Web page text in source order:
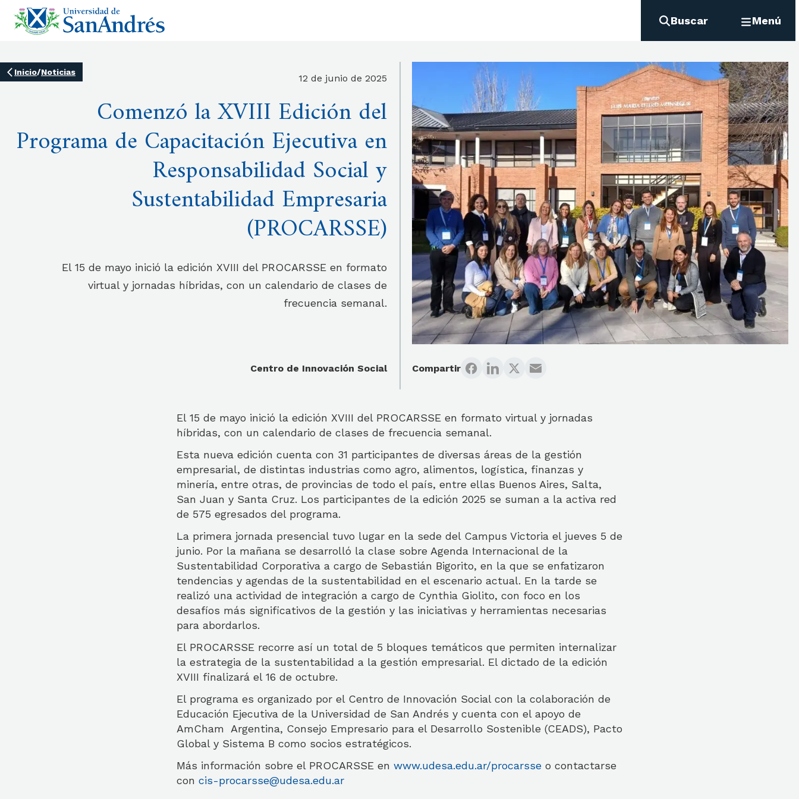
Buscar Menú
Inicio/Noticias
12 de junio de 2025
Comenzó la XVIII Edición del
Programa de Capacitación Ejecutiva en
Responsabilidad Social y
Sustentabilidad Empresaria
(PROCARSSE)
El 15 de mayo inició la edición XVIII del PROCARSSE en formato
virtual y jornadas híbridas, con un calendario de clases de
frecuencia semanal.
Centro de Innovación Social Compartir
El 15 de mayo inició la edición XVIII del PROCARSSE en formato virtual y jornadas
híbridas, con un calendario de clases de frecuencia semanal.
Esta nueva edición cuenta con 31 participantes de diversas áreas de la gestión
empresarial, de distintas industrias como agro, alimentos, logística, finanzas y
minería, entre otras, de provincias de todo el país, entre ellas Buenos Aires, Salta,
San Juan y Santa Cruz. Los participantes de la edición 2025 se suman a la activa red
de 575 egresados del programa.
La primera jornada presencial tuvo lugar en la sede del Campus Victoria el jueves 5 de
junio. Por la mañana se desarrolló la clase sobre Agenda Internacional de la
Sustentabilidad Corporativa a cargo de Sebastián Bigorito, en la que se enfatizaron
tendencias y agendas de la sustentabilidad en el escenario actual. En la tarde se
realizó una actividad de integración a cargo de Cynthia Giolito, con foco en los
desafíos más significativos de la gestión y las iniciativas y herramientas necesarias
para abordarlos.
El PROCARSSE recorre así un total de 5 bloques temáticos que permiten internalizar
la estrategia de la sustentabilidad a la gestión empresarial. El dictado de la edición
XVIII finalizará el 16 de octubre.
El programa es organizado por el Centro de Innovación Social con la colaboración de
Educación Ejecutiva de la Universidad de San Andrés y cuenta con el apoyo de
AmCham Argentina, Consejo Empresario para el Desarrollo Sostenible (CEADS), Pacto
Global y Sistema B como socios estratégicos.
Más información sobre el PROCARSSE en www.udesa.edu.ar/procarsse o contactarse
con cis-procarsse@udesa.edu.ar